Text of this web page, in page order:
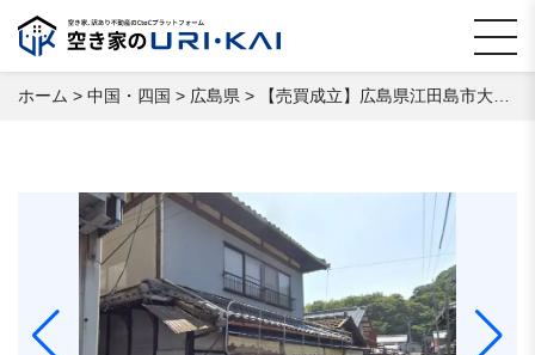
ホーム > 中国・四国 > 広島県 > 【売買成立】広島県江田島市大柿町大原